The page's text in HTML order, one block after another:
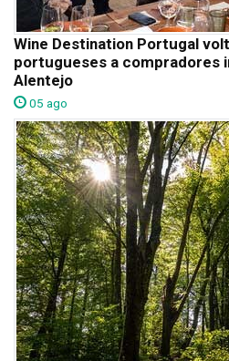
Wine Destination Portugal
portugueses a compradores
Alentejo
05 ago